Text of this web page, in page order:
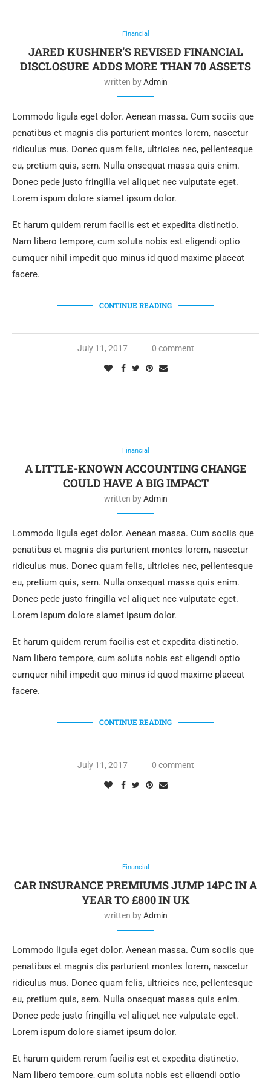
Financial
JARED KUSHNER’S REVISED FINANCIAL
DISCLOSURE ADDS MORE THAN 70 ASSETS
written byAdmin
Lommodo ligula eget dolor. Aenean massa. Cum sociis que
penatibus et magnis dis parturient montes lorem, nascetur
ridiculus mus. Donec quam felis, ultricies nec, pellentesque
eu, pretium quis, sem. Nulla onsequat massa quis enim.
Donec pede justo fringilla vel aliquet nec vulputate eget.
Lorem ispum dolore siamet ipsum dolor.
Et harum quidem rerum facilis est et expedita distinctio.
Nam libero tempore, cum soluta nobis est eligendi optio
cumquer nihil impedit quo minus id quod maxime placeat
facere.
CONTINUE READING
July 11, 2017 0 comment
Financial
A LITTLE-KNOWN ACCOUNTING CHANGE
COULD HAVE A BIG IMPACT
written byAdmin
Lommodo ligula eget dolor. Aenean massa. Cum sociis que
penatibus et magnis dis parturient montes lorem, nascetur
ridiculus mus. Donec quam felis, ultricies nec, pellentesque
eu, pretium quis, sem. Nulla onsequat massa quis enim.
Donec pede justo fringilla vel aliquet nec vulputate eget.
Lorem ispum dolore siamet ipsum dolor.
Et harum quidem rerum facilis est et expedita distinctio.
Nam libero tempore, cum soluta nobis est eligendi optio
cumquer nihil impedit quo minus id quod maxime placeat
facere.
CONTINUE READING
July 11, 2017 0 comment
Financial
CAR INSURANCE PREMIUMS JUMP 14PC IN A
YEAR TO £800 IN UK
written byAdmin
Lommodo ligula eget dolor. Aenean massa. Cum sociis que
penatibus et magnis dis parturient montes lorem, nascetur
ridiculus mus. Donec quam felis, ultricies nec, pellentesque
eu, pretium quis, sem. Nulla onsequat massa quis enim.
Donec pede justo fringilla vel aliquet nec vulputate eget.
Lorem ispum dolore siamet ipsum dolor.
Et harum quidem rerum facilis est et expedita distinctio.
Nam libero tempore, cum soluta nobis est eligendi optio